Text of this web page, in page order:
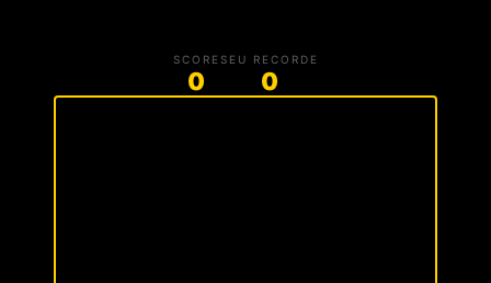
SCORE
0
SEU RECORDE
0